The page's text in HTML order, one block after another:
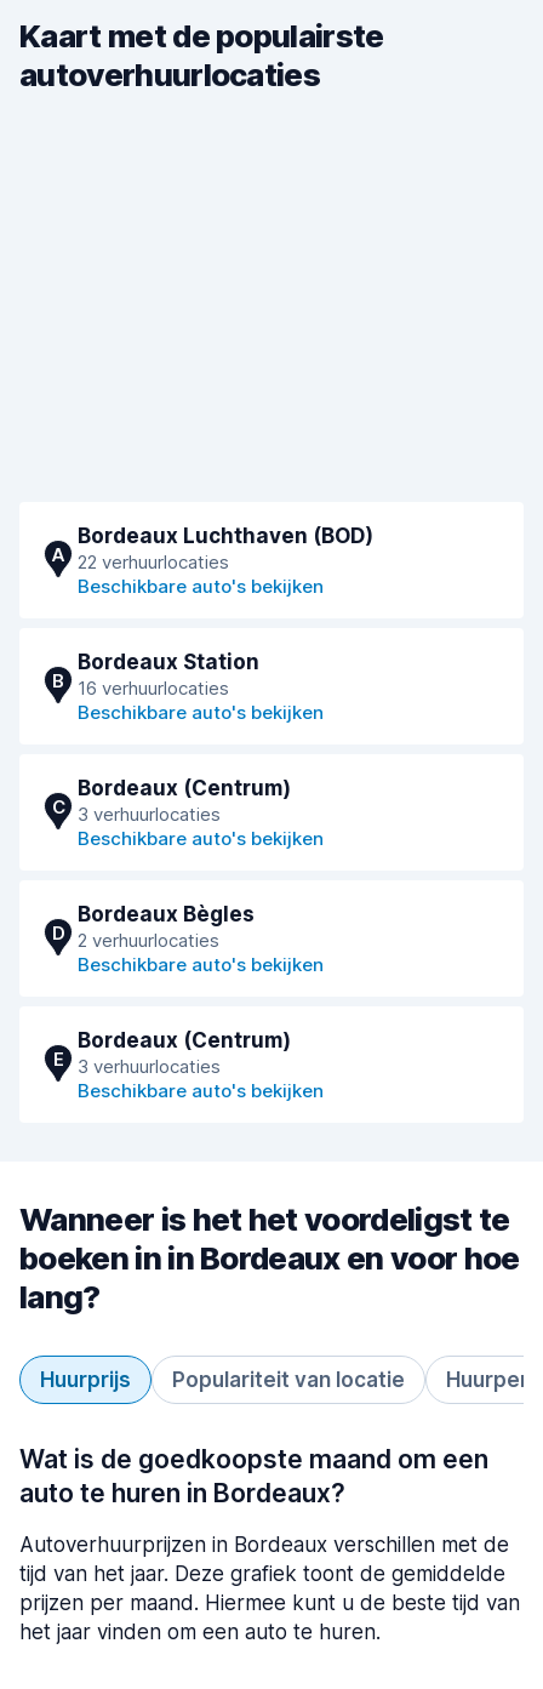
Kaart met de populairste
autoverhuurlocaties
A
Bordeaux Luchthaven (BOD)
22 verhuurlocaties
Beschikbare auto's bekijken
B
Bordeaux Station
16 verhuurlocaties
Beschikbare auto's bekijken
C
Bordeaux (Centrum)
3 verhuurlocaties
Beschikbare auto's bekijken
D
Bordeaux Bègles
2 verhuurlocaties
Beschikbare auto's bekijken
E
Bordeaux (Centrum)
3 verhuurlocaties
Beschikbare auto's bekijken
Wanneer is het het voordeligst te
boeken in in Bordeaux en voor hoe
lang?
Huurprijs Populariteit van locatie
Wat is de goedkoopste maand om een
auto te huren in Bordeaux?
Autoverhuurprijzen in Bordeaux verschillen met de
tijd van het jaar. Deze grafiek toont de gemiddelde
prijzen per maand. Hiermee kunt u de beste tijd van
het jaar vinden om een auto te huren.